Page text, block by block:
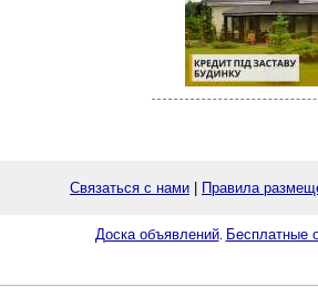
Связаться с нами Правила
Доска объявлений. Бесплатные